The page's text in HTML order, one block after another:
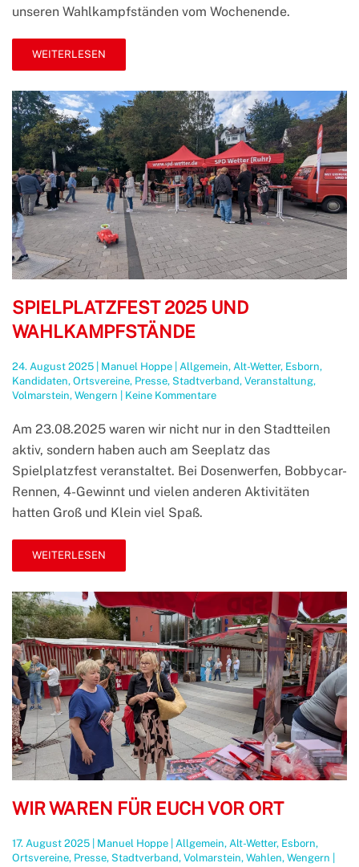
unseren Wahlkampfständen vom Wochenende.
WEITERLESEN
SPIELPLATZFEST 2025 UND
WAHLKAMPFSTÄNDE
24. August 2025 Manuel Hoppe Allgemein, Alt-Wetter, Esborn,
Kandidaten, Ortsvereine, Presse, Stadtverband, Veranstaltung,
Volmarstein, Wengern Keine Kommentarezu
2025
Wahlkampfstände
Am 23.08.2025 waren wir nicht nur in den Stadtteilen
aktiv, sondern haben auch am Seeplatz das
Spielplatzfest veranstaltet. Bei Dosenwerfen, Bobbycar-
Rennen, 4-Gewinnt und vielen anderen Aktivitäten
hatten Groß und Klein viel Spaß.
WEITERLESEN
WIR WAREN FÜR EUCH VOR ORT
17. August 2025 Manuel Hoppe Allgemein, Alt-Wetter, Esborn,
Ortsvereine, Presse, Stadtverband, Volmarstein, Wahlen, Wengern